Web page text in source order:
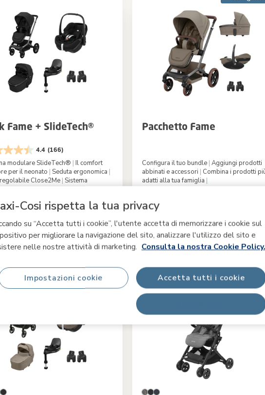
Cosi rispetta la tua privacy
su “Accetta tutti i cookie”, l'utente accetta di memorizzare i cookie sul
per migliorare la navigazione del sito, analizzare l'utilizzo del sito e
nelle nostre attività di marketing. Consulta la nostra Cookie Policy.
Accetta tutti i cookie
Impostazioni cookie
Fame + SlideTech®
4.4 (166)
modulare SlideTech® | Il comfort
per il neonato | Seduta ergonomica |
Close2Me | Sistema
|
Twillic Black
€Prezzo di listino
A magazzino
Pacchetto Fame
Configura il tuo bundle | Aggiungi prodotti
abbinati e accessori | Combina i prodotti
adatti alla tua famiglia |
1.049,99 € A